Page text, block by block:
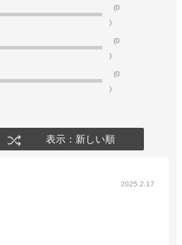
(0
)
(0
)
(0
)
表示：新しい順
2025.2.17